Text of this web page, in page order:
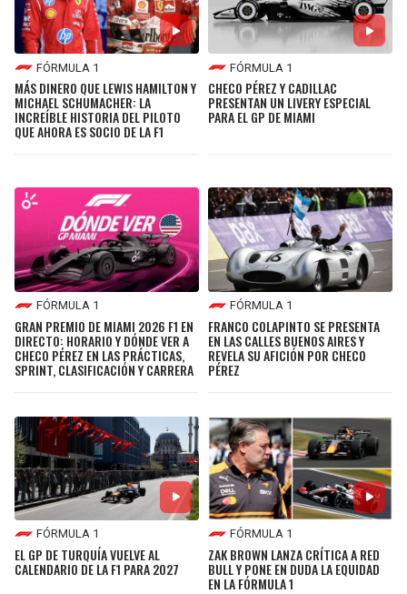
FÓRMULA 1
MÁS DINERO QUE LEWIS HAMILTON Y
MICHAEL SCHUMACHER: LA
INCREÍBLE HISTORIA DEL PILOTO
QUE AHORA ES SOCIO DE LA F1
FÓRMULA 1
CHECO PÉREZ Y CADILLAC
PRESENTAN UN LIVERY ESPECIAL
PARA EL GP DE MIAMI
FÓRMULA 1
GRAN PREMIO DE MIAMI 2026 F1 EN
DIRECTO: HORARIO Y DÓNDE VER A
CHECO PÉREZ EN LAS PRÁCTICAS,
SPRINT, CLASIFICACIÓN Y CARRERA
FÓRMULA 1
FRANCO COLAPINTO SE PRESENTA
EN LAS CALLES BUENOS AIRES Y
REVELA SU AFICIÓN POR CHECO
PÉREZ
FÓRMULA 1
EL GP DE TURQUÍA VUELVE AL
CALENDARIO DE LA F1 PARA 2027
FÓRMULA 1
ZAK BROWN LANZA CRÍTICA A RED
BULL Y PONE EN DUDA LA EQUIDAD
EN LA FÓRMULA 1